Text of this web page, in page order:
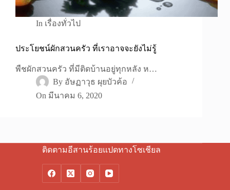
In เรื่องทั่วไป
ประโยชน์ผักสวนครัว ที่เราอาจจะยังไม่รู้
พืชผักสวนครัว ที่มีติดบ้านอยู่ทุกหลัง ห…
By อัษฏาวุธ ผุยบัวค้อ
On มีนาคม 6, 2020
ติดตามอีสานร้อยแปดทางโซเชียล